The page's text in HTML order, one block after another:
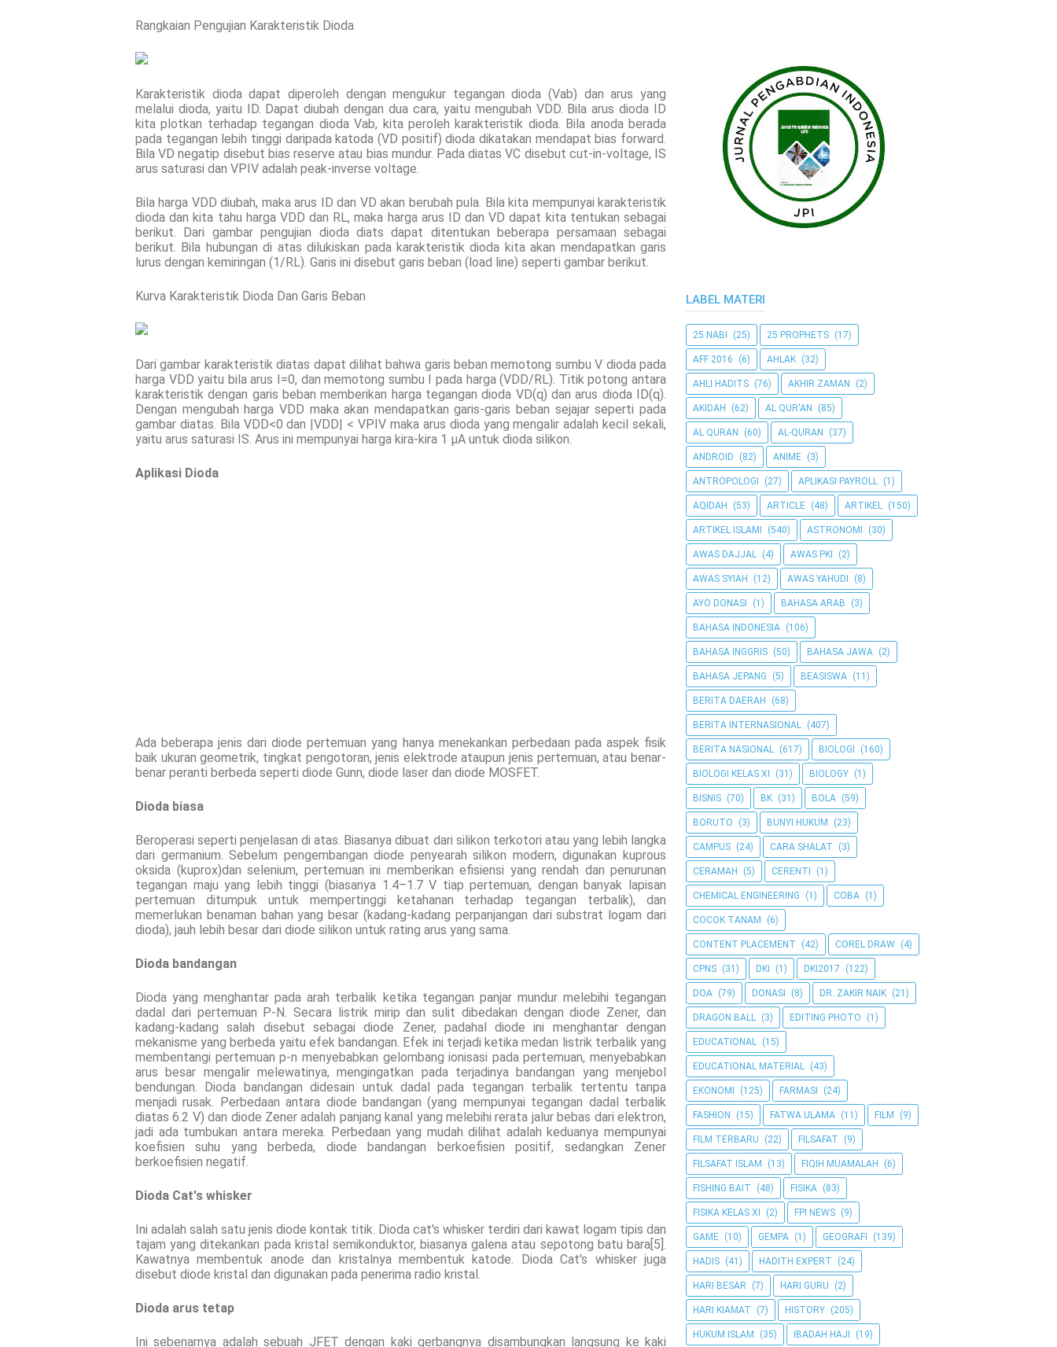
Rangkaian Pengujian Karakteristik Dioda
Karakteristik dioda dapat diperoleh dengan mengukur tegangan dioda (Vab) dan arus yang
melalui dioda, yaitu ID. Dapat diubah dengan dua cara, yaitu mengubah VDD. Bila arus dioda ID
kita plotkan terhadap tegangan dioda Vab, kita peroleh karakteristik dioda. Bila anoda berada
pada tegangan lebih tinggi daripada katoda (VD positif) dioda dikatakan mendapat bias forward.
Bila VD negatip disebut bias reserve atau bias mundur. Pada diatas VC disebut cut-in-voltage, IS
arus saturasi dan VPIV adalah peak-inverse voltage.
Bila harga VDD diubah, maka arus ID dan VD akan berubah pula. Bila kita mempunyai karakteristik
dioda dan kita tahu harga VDD dan RL, maka harga arus ID dan VD dapat kita tentukan sebagai
berikut. Dari gambar pengujian dioda diats dapat ditentukan beberapa persamaan sebagai
berikut. Bila hubungan di atas dilukiskan pada karakteristik dioda kita akan mendapatkan garis
lurus dengan kemiringan (1/RL). Garis ini disebut garis beban (load line) seperti gambar berikut.
Kurva Karakteristik Dioda Dan Garis Beban
Dari gambar karakteristik diatas dapat dilihat bahwa garis beban memotong sumbu V dioda pada
harga VDD yaitu bila arus I=0, dan memotong sumbu I pada harga (VDD/RL). Titik potong antara
karakteristik dengan garis beban memberikan harga tegangan dioda VD(q) dan arus dioda ID(q).
Dengan mengubah harga VDD maka akan mendapatkan garis-garis beban sejajar seperti pada
gambar diatas. Bila VDD<0 dan |VDD| < VPIV maka arus dioda yang mengalir adalah kecil sekali,
yaitu arus saturasi IS. Arus ini mempunyai harga kira-kira 1 µA untuk dioda silikon.
Aplikasi Dioda
Ada beberapa jenis dari diode pertemuan yang hanya menekankan perbedaan pada aspek fisik
baik ukuran geometrik, tingkat pengotoran, jenis elektrode ataupun jenis pertemuan, atau benar-
benar peranti berbeda seperti diode Gunn, diode laser dan diode MOSFET.
Dioda biasa
Beroperasi seperti penjelasan di atas. Biasanya dibuat dari silikon terkotori atau yang lebih langka
dari germanium. Sebelum pengembangan diode penyearah silikon modern, digunakan kuprous
oksida (kuprox)dan selenium, pertemuan ini memberikan efisiensi yang rendah dan penurunan
tegangan maju yang lebih tinggi (biasanya 1.4–1.7 V tiap pertemuan, dengan banyak lapisan
pertemuan ditumpuk untuk mempertinggi ketahanan terhadap tegangan terbalik), dan
memerlukan benaman bahan yang besar (kadang-kadang perpanjangan dari substrat logam dari
dioda), jauh lebih besar dari diode silikon untuk rating arus yang sama.
Dioda bandangan
Dioda yang menghantar pada arah terbalik ketika tegangan panjar mundur melebihi tegangan
dadal dari pertemuan P-N. Secara listrik mirip dan sulit dibedakan dengan diode Zener, dan
kadang-kadang salah disebut sebagai diode Zener, padahal diode ini menghantar dengan
mekanisme yang berbeda yaitu efek bandangan. Efek ini terjadi ketika medan listrik terbalik yang
membentangi pertemuan p-n menyebabkan gelombang ionisasi pada pertemuan, menyebabkan
arus besar mengalir melewatinya, mengingatkan pada terjadinya bandangan yang menjebol
bendungan. Dioda bandangan didesain untuk dadal pada tegangan terbalik tertentu tanpa
menjadi rusak. Perbedaan antara diode bandangan (yang mempunyai tegangan dadal terbalik
diatas 6.2 V) dan diode Zener adalah panjang kanal yang melebihi rerata jalur bebas dari elektron,
jadi ada tumbukan antara mereka. Perbedaan yang mudah dilihat adalah keduanya mempunyai
koefisien suhu yang berbeda, diode bandangan berkoefisien positif, sedangkan Zener
berkoefisien negatif.
Dioda Cat's whisker
Ini adalah salah satu jenis diode kontak titik. Dioda cat's whisker terdiri dari kawat logam tipis dan
tajam yang ditekankan pada kristal semikonduktor, biasanya galena atau sepotong batu bara[5].
Kawatnya membentuk anode dan kristalnya membentuk katode. Dioda Cat's whisker juga
disebut diode kristal dan digunakan pada penerima radio kristal.
Dioda arus tetap
Ini sebenarnya adalah sebuah JFET dengan kaki gerbangnya disambungkan langsung ke kaki
LABEL MATERI
25 NABI (25) 25 PROPHETS (17)
AFF 2016 (6) AHLAK (32)
AHLI HADITS (76) AKHIR ZAMAN (2)
AKIDAH (62) AL QUR'AN (85)
AL QURAN (60) AL-QURAN (37)
ANDROID (82) ANIME (3)
ANTROPOLOGI (27) APLIKASI PAYROLL (1)
AQIDAH (53) ARTICLE (48) ARTIKEL (150)
ARTIKEL ISLAMI (540) ASTRONOMI (30)
AWAS DAJJAL (4) AWAS PKI (2)
AWAS SYIAH (12) AWAS YAHUDI (8)
AYO DONASI (1) BAHASA ARAB (3)
BAHASA INDONESIA (106)
BAHASA INGGRIS (50) BAHASA JAWA (2)
BAHASA JEPANG (5) BEASISWA (11)
BERITA DAERAH (68)
BERITA INTERNASIONAL (407)
BERITA NASIONAL (617) BIOLOGI (160)
BIOLOGI KELAS XI (31) BIOLOGY (1)
BISNIS (70) BK (31) BOLA (59)
BORUTO (3) BUNYI HUKUM (23)
CAMPUS (24) CARA SHALAT (3)
CERAMAH (5) CERENTI (1)
CHEMICAL ENGINEERING (1) COBA (1)
COCOK TANAM (6)
CONTENT PLACEMENT (42) COREL DRAW (4)
CPNS (31) DKI (1) DKI2017 (122)
DOA (79) DONASI (8) DR. ZAKIR NAIK (21)
DRAGON BALL (3) EDITING PHOTO (1)
EDUCATIONAL (15)
EDUCATIONAL MATERIAL (43)
EKONOMI (125) FARMASI (24)
FASHION (15) FATWA ULAMA (11) FILM (9)
FILM TERBARU (22) FILSAFAT (9)
FILSAFAT ISLAM (13) FIQIH MUAMALAH (6)
FISHING BAIT (48) FISIKA (83)
FISIKA KELAS XI (2) FPI NEWS (9)
GAME (10) GEMPA (1) GEOGRAFI (139)
HADIS (41) HADITH EXPERT (24)
HARI BESAR (7) HARI GURU (2)
HARI KIAMAT (7) HISTORY (205)
HUKUM ISLAM (35) IBADAH HAJI (19)